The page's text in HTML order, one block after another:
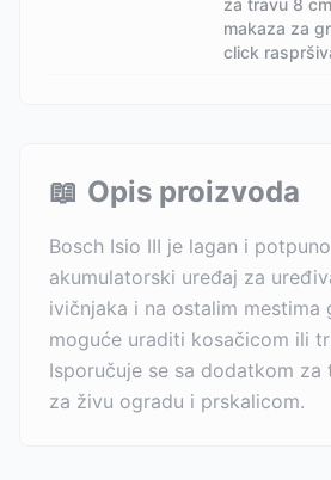
za travu 8
makaza za
click
📖 Opis proizvoda
Bosch Isio III je lagan i
akumulatorski uređaj za
ivičnjaka i na ostalim mestima
moguće uraditi kosačicom ili
Isporučuje se sa dodatkom za
za živu ogradu i prskalicom.